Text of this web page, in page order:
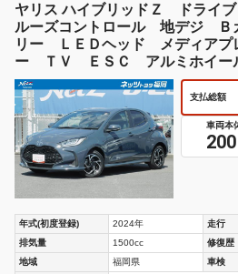
ヤリス ハイブリッドＺ ドライ
ルーズコントロール 地デジ Ｂ
リー ＬＥＤヘッド メディアプ
ー ＴＶ ＥＳＣ アルミホイー
簿 ＥＴＣ
支払総額
車両本
200
年式(初度登録) 2024年 走行
排気量
1500cc 修復歴
地域
福岡県 車検